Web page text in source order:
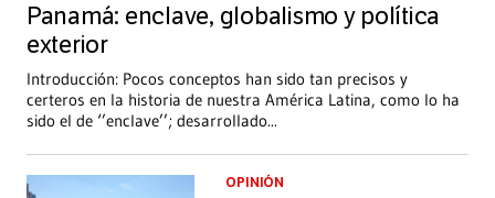
Panamá: enclave, globalismo y política
exterior
Introducción: Pocos conceptos han sido tan precisos y
certeros en la historia de nuestra América Latina, como lo ha
sido el de ‘’enclave’’; desarrollado...
OPINIÓN